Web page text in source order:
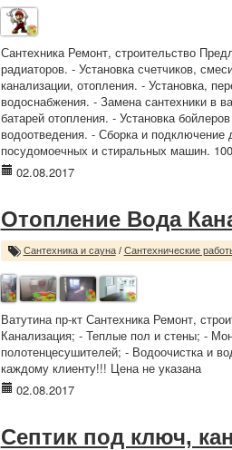
Сантехника Ремонт, строительство
радиаторов. - Установка счетчиков,
канализации, отопления. - Установка,
водоснабжения. - Замена сантехники в
батарей отопления. - Установка
водоотведения. - Сборка и
посудомоечных и стиральных машин.
02.08.2017
Отопление Вода
Сантехника и сауна/ Сантехнические
Ватутина пр-кт Сантехника Ремонт,
Канализация; - Теплые пол и стены; -
полотенцесушителей; - Водоочистка и
каждому клиенту!!! Цена не указана
02.08.2017
Септик под ключ,